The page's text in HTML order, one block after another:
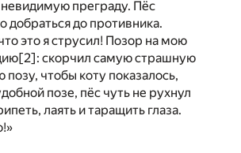
преграду. Пёс
добраться до противника.
это я струсил! Позор на мою
[2]: скорчил самую страшную
чтобы коту показалось,
позе, пёс чуть не рухнул
лаять и таращить глаза.